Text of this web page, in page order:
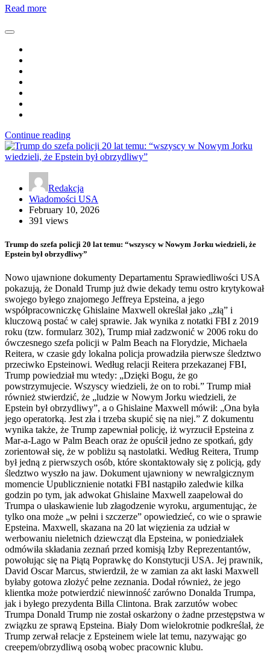
Read more
Continue reading
Redakcja
Wiadomości USA
February 10, 2026
391 views
Trump do szefa policji 20 lat temu: “wszyscy w Nowym Jorku wiedzieli, że
Epstein był obrzydliwy”
Nowo ujawnione dokumenty Departamentu Sprawiedliwości USA
pokazują, że Donald Trump już dwie dekady temu ostro krytykował
swojego byłego znajomego Jeffreya Epsteina, a jego
współpracowniczkę Ghislaine Maxwell określał jako „złą” i
kluczową postać w całej sprawie. Jak wynika z notatki FBI z 2019
roku (tzw. formularz 302), Trump miał zadzwonić w 2006 roku do
ówczesnego szefa policji w Palm Beach na Florydzie, Michaela
Reitera, w czasie gdy lokalna policja prowadziła pierwsze śledztwo
przeciwko Epsteinowi. Według relacji Reitera przekazanej FBI,
Trump powiedział mu wtedy: „Dzięki Bogu, że go
powstrzymujecie. Wszyscy wiedzieli, że on to robi.” Trump miał
również stwierdzić, że „ludzie w Nowym Jorku wiedzieli, że
Epstein był obrzydliwy”, a o Ghislaine Maxwell mówił: „Ona była
jego operatorką. Jest zła i trzeba skupić się na niej.” Z dokumentu
wynika także, że Trump zapewniał policję, iż wyrzucił Epsteina z
Mar-a-Lago w Palm Beach oraz że opuścił jedno ze spotkań, gdy
zorientował się, że w pobliżu są nastolatki. Według Reitera, Trump
był jedną z pierwszych osób, które skontaktowały się z policją, gdy
śledztwo wyszło na jaw. Dokument ujawniony w newralgicznym
momencie Upublicznienie notatki FBI nastąpiło zaledwie kilka
godzin po tym, jak adwokat Ghislaine Maxwell zaapelował do
Trumpa o ułaskawienie lub złagodzenie wyroku, argumentując, że
tylko ona może „w pełni i szczerze” opowiedzieć, co wie o sprawie
Epsteina. Maxwell, skazana na 20 lat więzienia za udział w
werbowaniu nieletnich dziewcząt dla Epsteina, w poniedziałek
odmówiła składania zeznań przed komisją Izby Reprezentantów,
powołując się na Piątą Poprawkę do Konstytucji USA. Jej prawnik,
David Oscar Marcus, stwierdził, że w zamian za akt łaski Maxwell
byłaby gotowa złożyć pełne zeznania. Dodał również, że jego
klientka może potwierdzić niewinność zarówno Donalda Trumpa,
jak i byłego prezydenta Billa Clintona. Brak zarzutów wobec
Trumpa Donald Trump nie został oskarżony o żadne przestępstwa w
związku ze sprawą Epsteina. Biały Dom wielokrotnie podkreślał, że
Trump zerwał relacje z Epsteinem wiele lat temu, nazywając go
creepem/obrzydliwą osobą wobec pracownic klubu.